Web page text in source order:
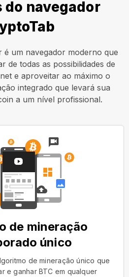
do navegador
é um navegador moderno que
de todas as possibilidades de
e aproveitar ao máximo o
integrado que levará sua
a um nível profissional.
de mineração
único
de mineração único que
e ganhar BTC em qualquer